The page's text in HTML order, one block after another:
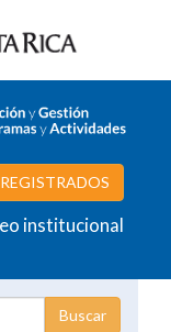
institucional